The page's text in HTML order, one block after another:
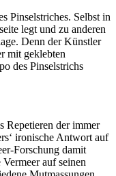
Pinselstriches. Selbst in
legt und zu anderen
Denn der Künstler
mit geklebten
des Pinselstrichs
Repetieren der immer
ironische Antwort auf
Forschung damit
auf seinen